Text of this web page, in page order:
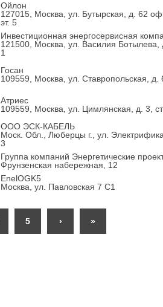
Ойлон
127015, Москва, ул. Бутырская, д. 62
эт. 5
Инвестиционная энергосервисная
121500, Москва, ул. Василия Ботылева,
1
Госан
109559, Москва, ул. Ставропольская, д.
Атриес
109559, Москва, ул. Цимлянская, д. 3,
ООО ЭСК-КАБЕЛЬ
Моск. Обл., Люберцы г., ул.
3
Группа компаний Энергетические
Фрунзенская набережная, 12
EnelOGK5
Москва, ул. Павловская 7 С1
5 › »